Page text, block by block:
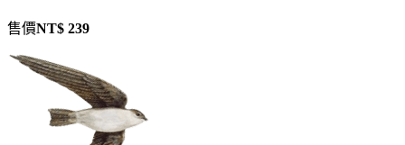
售價NT$ 239